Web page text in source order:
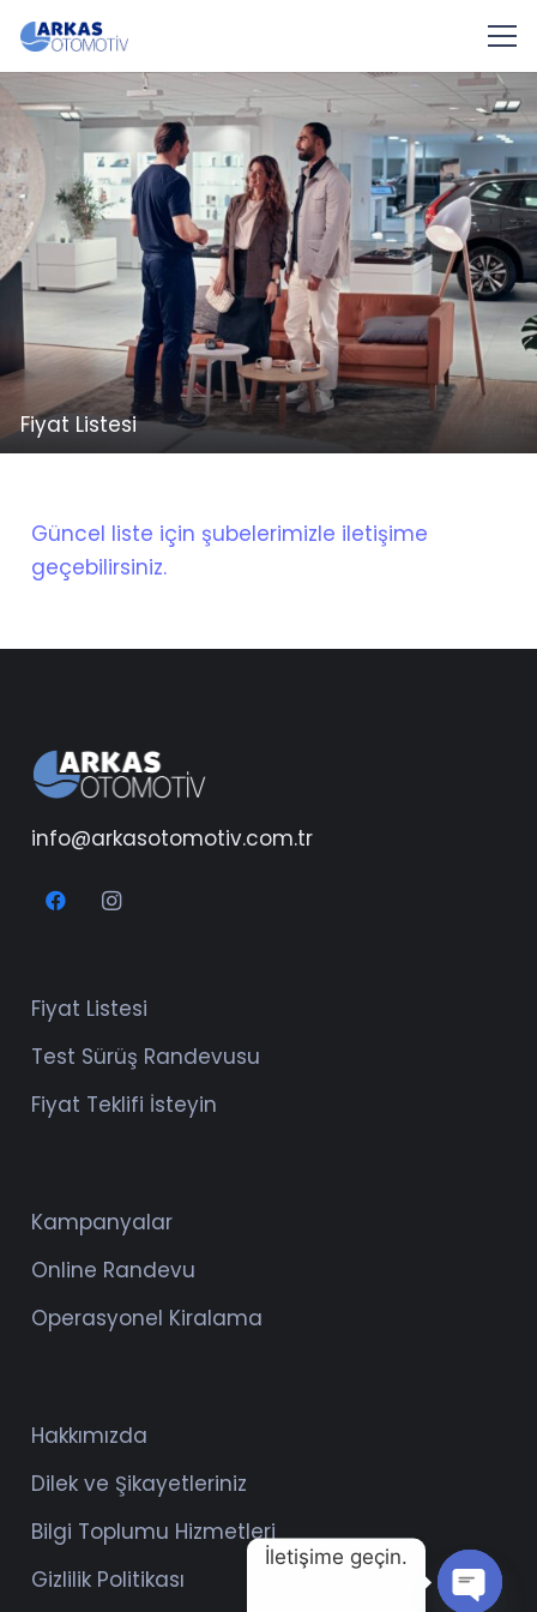
Fiyat Listesi
Güncel liste için şubelerimizle iletişime
geçebilirsiniz.
info@arkasotomotiv.com.tr
Fiyat Listesi
Test Sürüş Randevusu
Fiyat Teklifi İsteyin
Kampanyalar
Online Randevu
Operasyonel Kiralama
Hakkımızda
Dilek ve Şikayetleriniz
Bilgi Toplumu Hizmetleri
Gizlilik Politikası
İletişime geçin.